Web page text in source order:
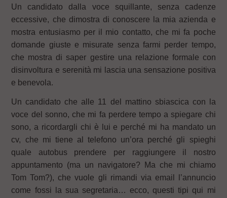
Un candidato dalla voce squillante, senza cadenze
eccessive, che dimostra di conoscere la mia azienda e
mostra entusiasmo per il mio contatto, che mi fa poche
domande giuste e misurate senza farmi perder tempo,
che mostra di saper gestire una relazione formale con
disinvoltura e serenità mi lascia una sensazione positiva
e benevola.
Un candidato che alle 11 del mattino sbiascica con la
voce del sonno, che mi fa perdere tempo a spiegare chi
sono, a ricordargli chi è lui e perché mi ha mandato un
cv, che mi tiene al telefono un’ora perché gli spieghi
quale autobus prendere per raggiungere il nostro
appuntamento (ma un navigatore? Ma che mi chiamo
Tom Tom?), che vuole gli rimandi via email l’annuncio
come fossi la sua segretaria… ecco, questi tipi qui mi